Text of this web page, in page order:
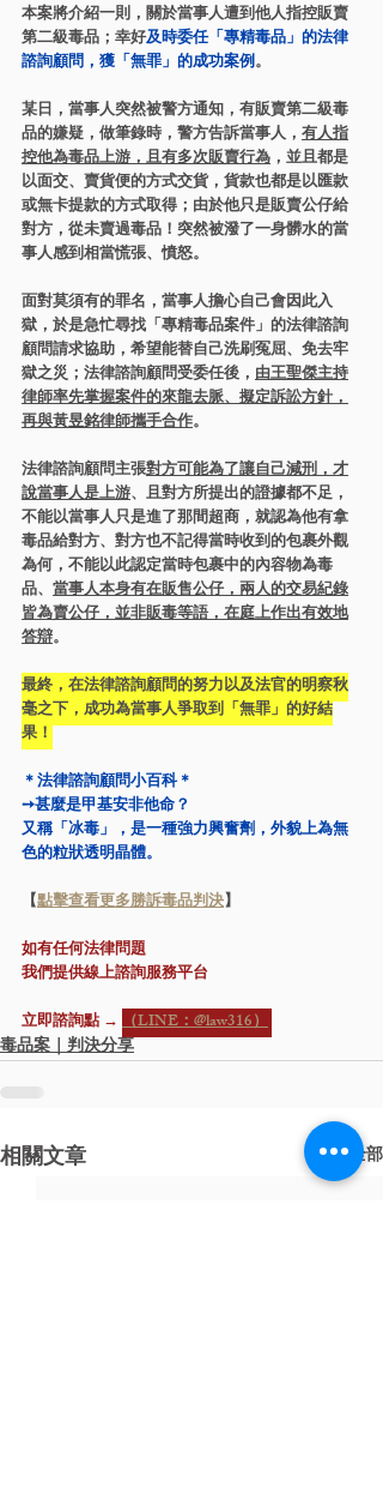
本案將介紹一則，關於當事人遭到他人指控販賣
第二級毒品；幸好及時委任「專精毒品」的法律
諮詢顧問，獲「無罪」的成功案例。
某日，當事人突然被警方通知，有販賣第二級毒
品的嫌疑，做筆錄時，警方告訴當事人， 有人指
控他為毒品上游，且有多次販賣行為 ，並且都是
以面交、賣貨便的方式交貨，貨款也都是以匯款
或無卡提款的方式取得；由於他只是販賣公仔給
對方，從未賣過毒品！突然被潑了一身髒水的當
事人感到相當慌張、憤怒。
面對莫須有的罪名，當事人擔心自己會因此入
獄，於是急忙尋找「專精毒品案件」的法律諮詢
顧問請求協助，希望能替自己洗刷冤屈、免去牢
獄之災；法律諮詢顧問受委任後， 由王聖傑主持
律師率先掌握案件的來龍去脈、擬定訴訟方針，
再與黃昱銘律師攜手合作。
法律諮詢顧問主張對方可能為了讓自己減刑，才
說當事人是上游、且對方所提出的證據都不足，
不能以當事人只是進了那間超商，就認為他有拿
毒品給對方、對方也不記得當時收到的包裹外觀
為何，不能以此認定當時包裹中的內容物為毒
品、 當事人本身有在販售公仔，兩人的交易紀錄
皆為賣公仔，並非販毒等語，在庭上作出有效地
答辯。
最終，在法律諮詢顧問的努力以及法官的明察秋
毫之下，成功為當事人爭取到「無罪」的好結
果！
＊法律諮詢顧問小百科＊
➙甚麼是甲基安非他命？
又稱「冰毒」，是一種強力興奮劑，外貌上為無
色的粒狀透明晶體。
【點擊查看更多勝訴毒品判決】
如有任何法律問題
我們提供線上諮詢服務平台
立即諮詢點 → （LINE：@law316）
毒品案｜判決分享
相關文章 查看全部